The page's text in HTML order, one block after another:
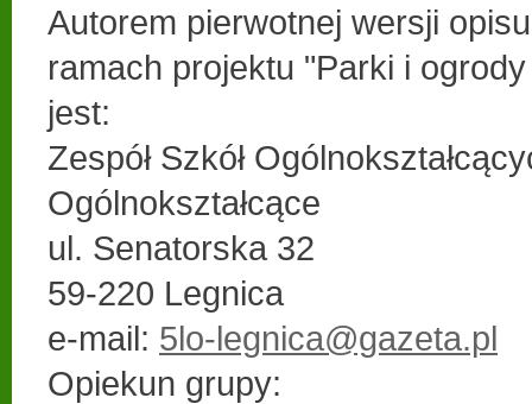
Autorem pierwotnej wersji
ramach projektu "Parki i
jest:
Zespół Szkół
Ogólnokształcące
ul. Senatorska 32
59-220 Legnica
e-mail: 5lo-legnica@gazeta.pl
Opiekun grupy: